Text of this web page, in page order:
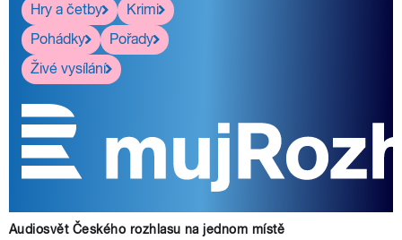
Hry a četby
Krimi
Pohádky
Pořady
Živé vysílání
Audiosvět Českého rozhlasu na jednom místě